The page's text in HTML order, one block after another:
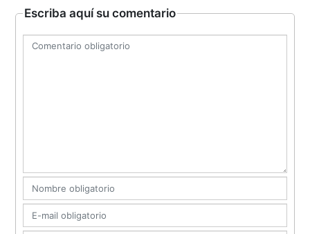
Escriba aquí su comentario